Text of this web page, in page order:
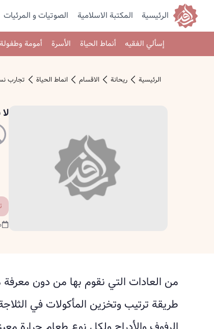
الرئيسية المكتبة الاسلامية الصوتیات و المرئیات
إسألي الفقيه أنماط الحياة الأسرة أمومة وطفولة
الرئیسیة ريحانة الاقسام انماط الحياة تجارب
من العادات التي نقوم بها من دون
طريقة ترتيب وتخزين المأكولات في